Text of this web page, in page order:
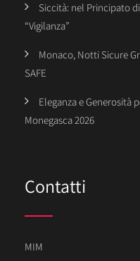
Siccità: nel Principato
“Vigilanza”
Monaco, Notti Sicure
SAFE
Eleganza e Generosità
Monegasca 2026
Contatti
MIM